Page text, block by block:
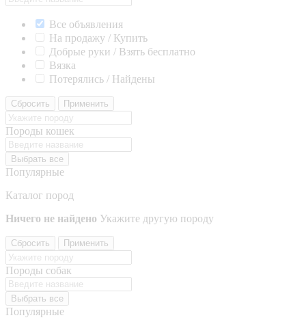
Все объявления
На продажу / Купить
Добрые руки / Взять бесплатно
Вязка
Потерялись / Найдены
Сбросить Применить
Породы кошек
Выбрать все
Популярные
Каталог пород
Ничего не найдено Укажите другую породу
Сбросить Применить
Породы собак
Выбрать все
Популярные